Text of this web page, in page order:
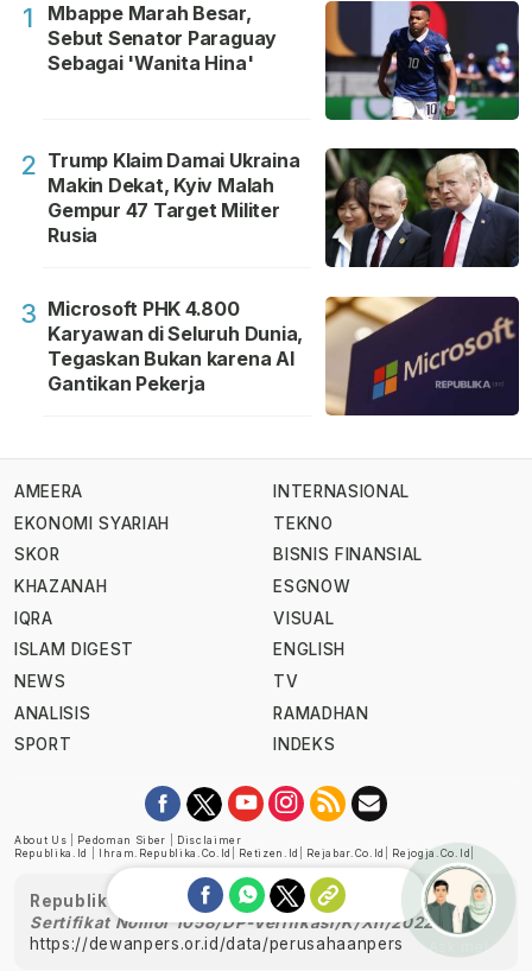
1
Mbappe Marah Besar,
Sebut Senator Paraguay
Sebagai 'Wanita Hina'
2 Trump Klaim Damai Ukraina
Makin Dekat, Kyiv Malah
Gempur 47 Target Militer
Rusia
3 Microsoft PHK 4.800
Karyawan di Seluruh Dunia,
Tegaskan Bukan karena AI
Gantikan Pekerja
AMEERA
EKONOMI SYARIAH
SKOR
KHAZANAH
IQRA
ISLAM DIGEST
NEWS
ANALISIS
SPORT
INTERNASIONAL
TEKNO
BISNIS FINANSIAL
ESGNOW
VISUAL
ENGLISH
TV
RAMADHAN
INDEKS
About Us Pedoman Siber
Disclaimer
Republika.id
Ihram.republika.co.id Retizen.id Rejabar.co.id Rejogja.co.id
Republika telah diverifikasi oleh Dewan Pers
Sertifikat Nomor 1058/DP-Verifikasi/K/XII/2022
https://dewanpers.or.id/data/perusahaanpers
Ask me!